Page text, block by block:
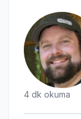
4 dk okuma